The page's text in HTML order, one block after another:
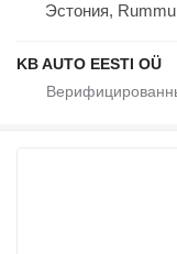
Эстония, Rummu
KB AUTO EESTI OÜ